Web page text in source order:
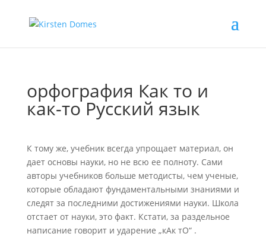
орфография Как то и
как-то Русский язык
К тому же, учебник всегда упрощает материал, он
дает основы науки, но не всю ее полноту. Сами
авторы учебников больше методисты, чем ученые,
которые обладают фундаментальными знаниями и
следят за последними достижениями науки. Школа
отстает от науки, это факт. Кстати, за раздельное
написание говорит и ударение „кАк тО“ .